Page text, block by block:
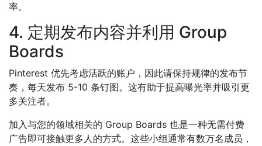
率。
4. 定期发布内容并利用 Group
Boards
Pinterest 优先考虑活跃的账户，因此请保持规律的发布节
奏，每天发布 5-10 条钉图。这有助于提高曝光率并吸引更
多关注者。
加入与您的领域相关的 Group Boards 也是一种无需付费
广告即可接触更多人的方式。这些小组通常有数万名成员，